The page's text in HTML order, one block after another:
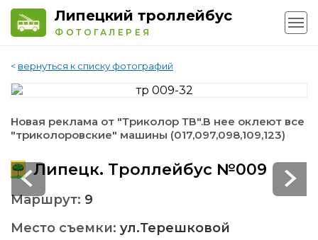
Липецкий троллейбус
ФОТОГАЛЕРЕЯ
< вернуться к списку фотографий
Новая реклама от "Триколор ТВ".В нее оклеют все
"триколоровские" машины (017,097,098,109,123)
Липецк. Троллейбус №009
Маршрут: 9
Место съемки: ул.Терешковой